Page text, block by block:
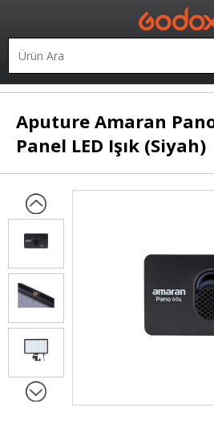
Aputure Amaran
Panel LED Işık (Siyah)